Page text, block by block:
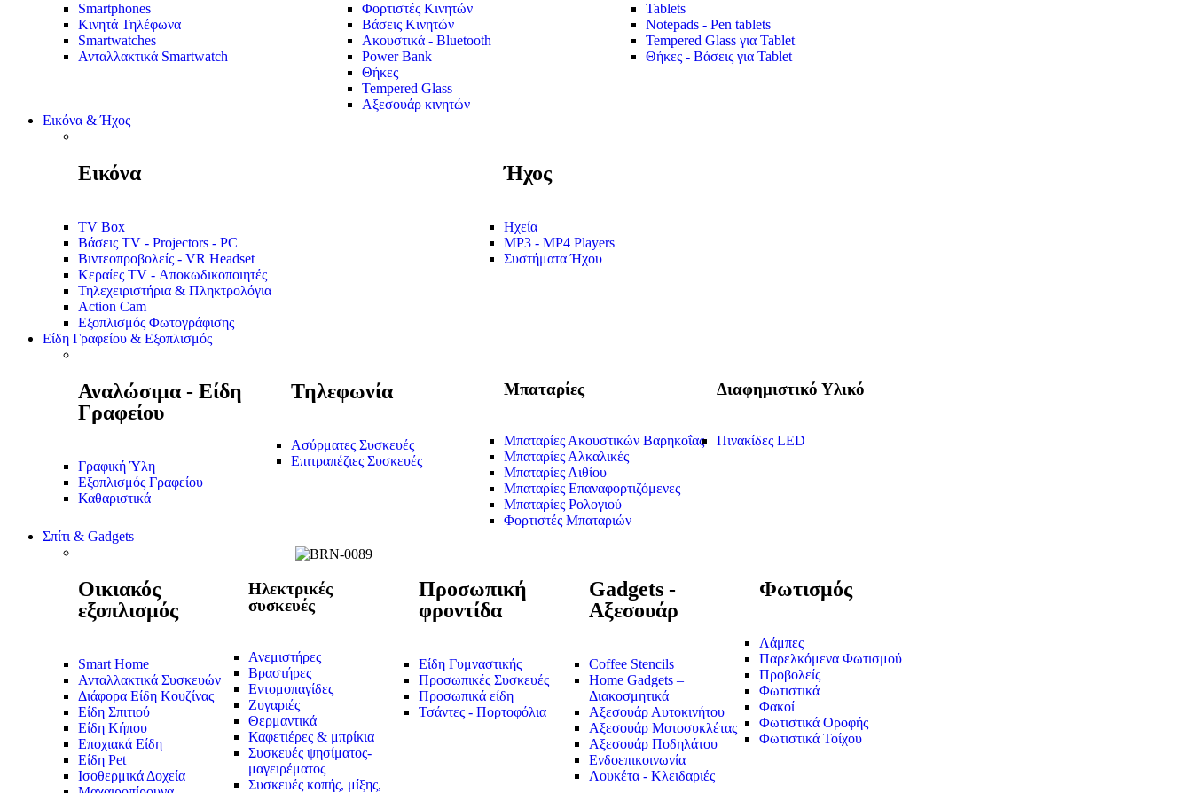
Smartphones
Κινητά Τηλέφωνα
Smartwatches
Ανταλλακτικά Smartwatch
Φορτιστές Κινητών
Βάσεις Κινητών
Ακουστικά - Bluetooth
Power Bank
Θήκες
Tempered Glass
Αξεσουάρ κινητών
Tablets
Notepads - Pen tablets
Tempered Glass για Tablet
Θήκες - Βάσεις για Tablet
Εικόνα & Ήχος
Εικόνα
TV Box
Βάσεις TV - Projectors - PC
Βιντεοπροβολείς - VR Headset
Κεραίες TV - Αποκωδικοποιητές
Τηλεχειριστήρια & Πληκτρολόγια
Action Cam
Εξοπλισμός Φωτογράφισης
Ήχος
Ηχεία
MP3 - MP4 Players
Συστήματα Ήχου
Είδη Γραφείου & Εξοπλισμός
Αναλώσιμα - Είδη
Γραφείου
Γραφική Ύλη
Εξοπλισμός Γραφείου
Καθαριστικά
Τηλεφωνία
Ασύρματες Συσκευές
Επιτραπέζιες Συσκευές
Μπαταρίες
Μπαταρίες Ακουστικών Βαρηκοΐας
Μπαταρίες Αλκαλικές
Μπαταρίες Λιθίου
Μπαταρίες Επαναφορτιζόμενες
Μπαταρίες Ρολογιού
Φορτιστές Μπαταριών
Διαφημιστικό Υλικό
Πινακίδες LED
Σπίτι & Gadgets
Οικιακός
εξοπλισμός
Smart Home
Ανταλλακτικά Συσκευών
Διάφορα Είδη Κουζίνας
Είδη Σπιτιού
Είδη Κήπου
Εποχιακά Είδη
Είδη Pet
Ισοθερμικά Δοχεία
Ηλεκτρικές
συσκευές
Ανεμιστήρες
Βραστήρες
Εντομοπαγίδες
Ζυγαριές
Θερμαντικά
Καφετιέρες & μπρίκια
Συσκευές ψησίματος-
μαγειρέματος
Συσκευές κοπής, μίξης,
Προσωπική
φροντίδα
Είδη Γυμναστικής
Προσωπικές Συσκευές
Προσωπικά είδη
Τσάντες - Πορτοφόλια
Gadgets -
Αξεσουάρ
Coffee Stencils
Home Gadgets –
Διακοσμητικά
Αξεσουάρ Αυτοκινήτου
Αξεσουάρ Μοτοσυκλέτας
Αξεσουάρ Ποδηλάτου
Ενδοεπικοινωνία
Λουκέτα - Κλειδαριές
Φωτισμός
Λάμπες
Παρελκόμενα Φωτισμού
Προβολείς
Φωτιστικά
Φακοί
Φωτιστικά Οροφής
Φωτιστικά Τοίχου